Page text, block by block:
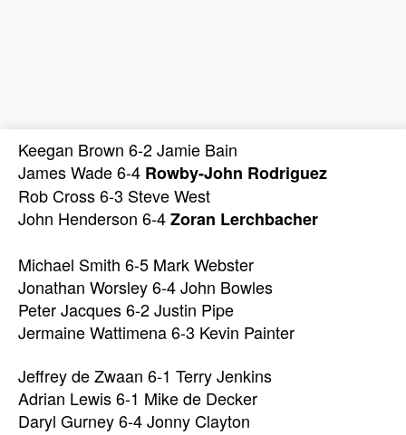
Keegan Brown 6-2 Jamie Bain
James Wade 6-4 Rowby-John Rodriguez
Rob Cross 6-3 Steve West
John Henderson 6-4Zoran Lerchbacher
Michael Smith 6-5 Mark Webster
Jonathan Worsley 6-4 John Bowles
Peter Jacques 6-2 Justin Pipe
Jermaine Wattimena 6-3 Kevin Painter
Jeffrey de Zwaan 6-1 Terry Jenkins
Adrian Lewis 6-1 Mike de Decker
Daryl Gurney 6-4 Jonny Clayton